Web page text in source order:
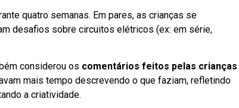
quatro semanas. Em pares, as crianças se
desafios sobre circuitos elétricos (ex: em série,
considerou os comentários feitos pelas crianças
mais tempo descrevendo o que faziam, refletindo
a criatividade.